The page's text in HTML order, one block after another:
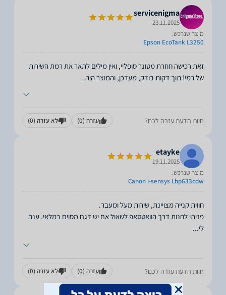
servicenigma
23.11.2025
מוצר שנרכש:
Epson EcoTank L3250
זאת רכישה חוזרת מטונר סופליי, ואין מילים לתאר את רמת השירות
של רמי! תוך דקות בודק, מעדכן, והמוצר היה...
חוות הדעת עזרה לכם? עזרה (0) לא עזרה (0)
etayke
19.11.2025
מוצר שנרכש:
Canon i-sensys Lbp633cdw
פניתי לחנות דרך הוואטסאפ לשאול אם יש דגם מסוים במלאי. ענה
לי...
חוות הדעת עזרה לכם? עזרה (0) לא עזרה (0)